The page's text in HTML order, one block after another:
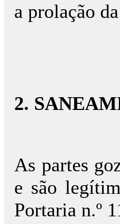
a prolação
2.
As partes
e são
Portaria n.º